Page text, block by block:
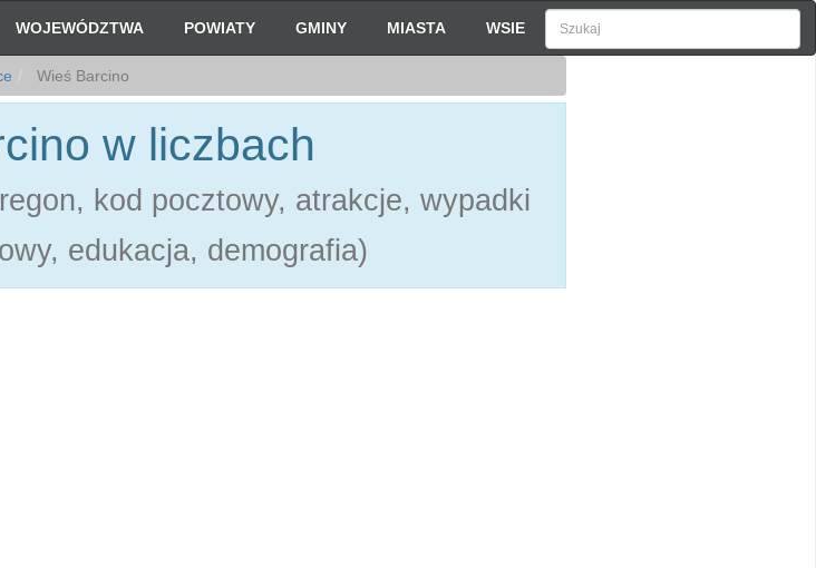
WOJEWÓDZTWA POWIATY GMINY MIASTA WSIE
Wieś Barcino
w liczbach
kod pocztowy, atrakcje, wypadki
edukacja, demografia)